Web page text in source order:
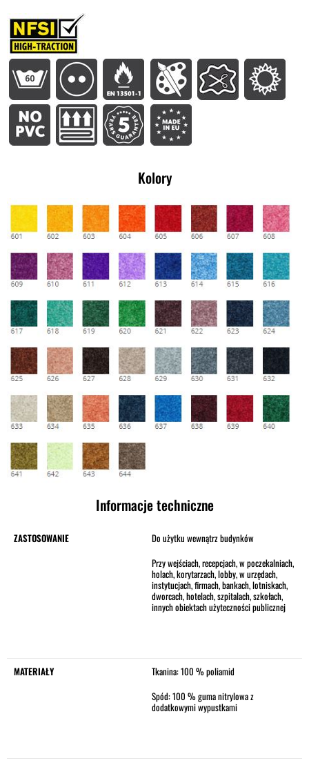
Kolory
Informacje techniczne
ZASTOSOWANIE
Do użytku wewnątrz budynków
Przy wejściach, recepcjach, w poczekalniach,
holach, korytarzach, lobby, w urzędach,
instytucjach, firmach, bankach, lotniskach,
dworcach, hotelach, szpitalach, szkołach,
innych obiektach użyteczności publicznej
MATERIAŁY
Tkanina: 100 % poliamid
Spód: 100 % guma nitrylowa z
dodatkowymi wypustkami